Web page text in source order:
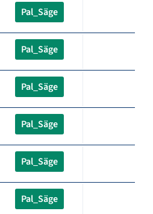
Pal_Säge
Pal_Säge
Pal_Säge
Pal_Säge
Pal_Säge
Pal_Säge